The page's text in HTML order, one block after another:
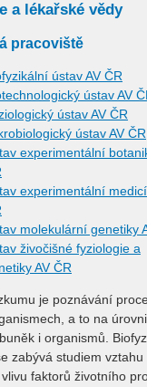
a lékařské vědy
pracoviště
ústav AV ČR
ústav AV
ústav AV ČR
ústav AV ČR
experimentální
experimentální
molekulární genetiky
živočišné fyziologie a
AV ČR
je poznávání
a to na úrovni
i organismů.
zabývá studiem vztahu
faktorů životního